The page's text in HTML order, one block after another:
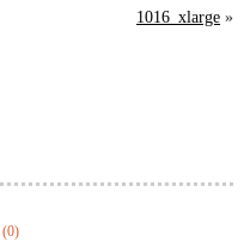
1016_xlarge »
(0)